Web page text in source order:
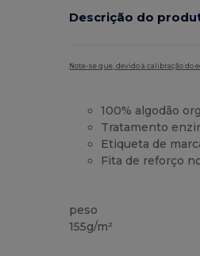
Descrição do
Note-se que, devido à calibração do
100% algodão
Tratamento
Etiqueta de
Fita de reforço
peso
155g/m²